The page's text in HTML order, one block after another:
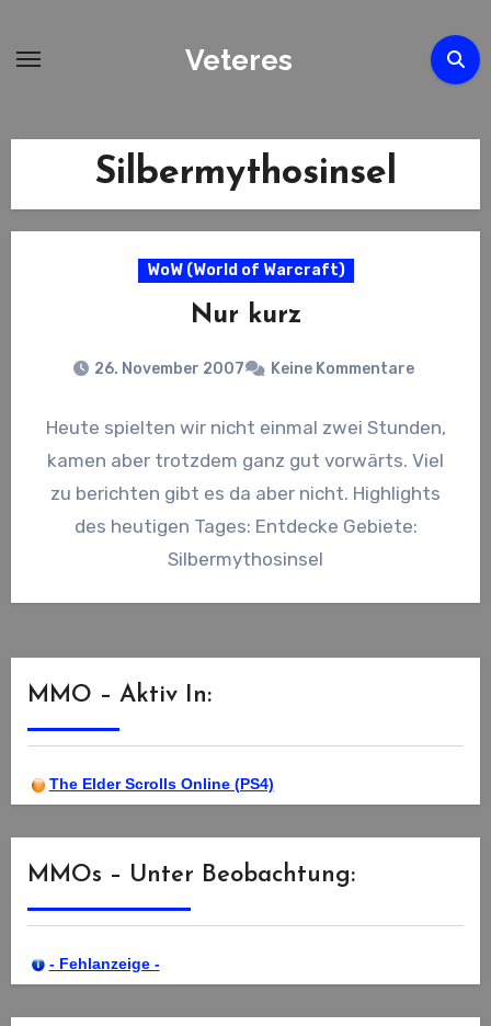
Veteres
Silbermythosinsel
WoW (World of Warcraft)
Nur kurz
26. November 2007 Keine Kommentare
Heute spielten wir nicht einmal zwei Stunden,
kamen aber trotzdem ganz gut vorwärts. Viel
zu berichten gibt es da aber nicht. Highlights
des heutigen Tages: Entdecke Gebiete:
Silbermythosinsel
MMO – Aktiv In:
The Elder Scrolls Online (PS4)
MMOs – Unter Beobachtung:
- Fehlanzeige -